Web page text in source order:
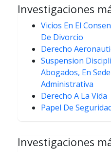
Investigaciones
Vicios En El
De Divorcio
Derecho
Suspension
Abogados, En
Administrativa
Derecho A La Vida
Papel De
Investigaciones